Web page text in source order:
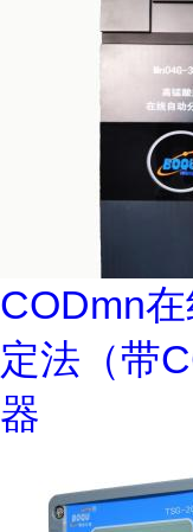
CODmn
定法（带
器